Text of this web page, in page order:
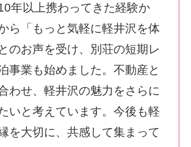
年以上携わってきた経験か
ら「もっと気軽に軽井沢を体
のお声を受け、別荘の短期レ
事業も始めました。不動産と
わせ、軽井沢の魅力をさらに
いと考えています。今後も軽
を大切に、共感して集まって